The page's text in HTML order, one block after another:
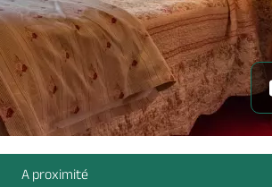
A proximité